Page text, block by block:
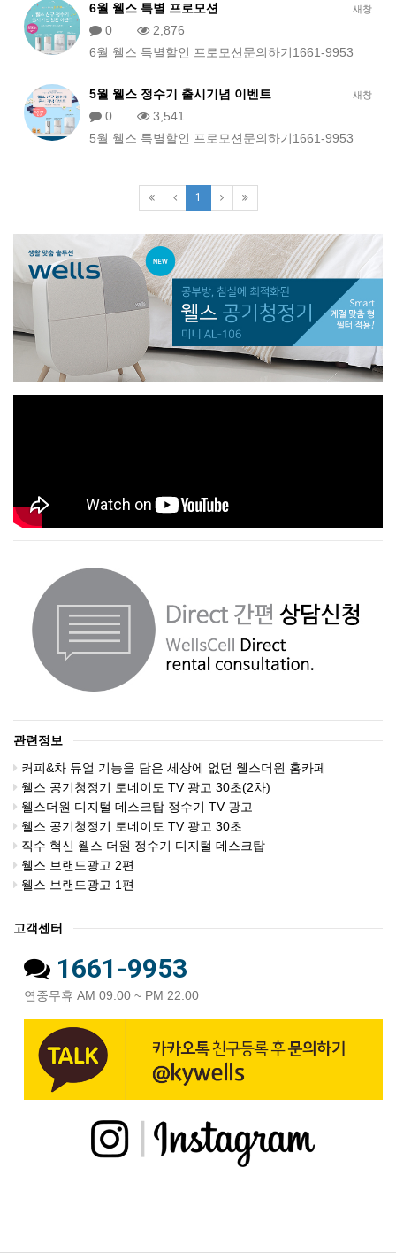
새창
6월 웰스 특별 프로모션
0
2,876
6월 웰스 특별할인 프로모션문의하기1661-9953
새창
5월 웰스 정수기 출시기념 이벤트
0
3,541
5월 웰스 특별할인 프로모션문의하기1661-9953
1
관련정보
커피&차 듀얼 기능을 담은 세상에 없던 웰스더원 홈카페
웰스 공기청정기 토네이도 TV 광고 30초(2차)
웰스더원 디지털 데스크탑 정수기 TV 광고
웰스 공기청정기 토네이도 TV 광고 30초
직수 혁신 웰스 더원 정수기 디지털 데스크탑
웰스 브랜드광고 2편
웰스 브랜드광고 1편
고객센터
1661-9953
연중무휴 AM 09:00 ~ PM 22:00